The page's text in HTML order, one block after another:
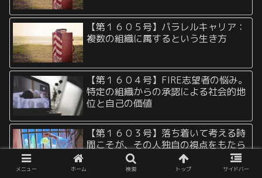
【第１６０５号】パラレルキャリア：
複数の組織に属するという生き方
【第１６０４号】FIRE志望者の悩み。
特定の組織からの承認による社会的地
位と自己の価値
【第１６０３号】落ち着いて考える時
間こそが、その人独自の視点をもたら
メニュー ホーム 検索 トップ サイドバー